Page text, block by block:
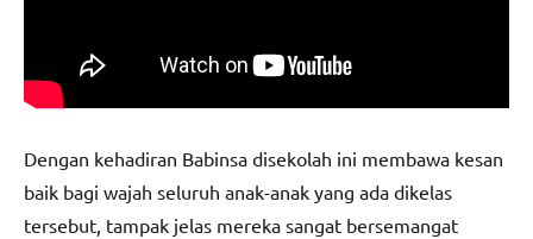
Dengan kehadiran Babinsa disekolah ini membawa kesan
baik bagi wajah seluruh anak-anak yang ada dikelas
tersebut, tampak jelas mereka sangat bersemangat